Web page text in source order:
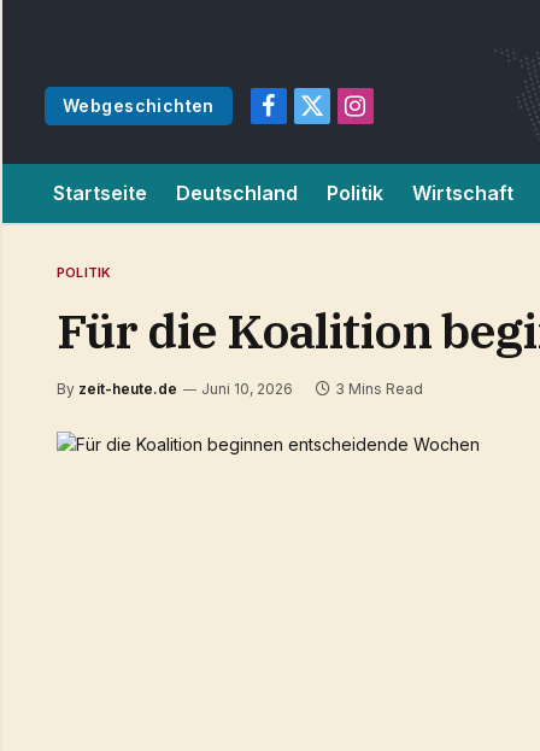
Webgeschichten
Facebook
X
Instagram
Startseite Deutschland Politik Wirtschaft
POLITIK
Für die Koalition
By zeit-heute.de Juni 10, 2026 3 Mins Read